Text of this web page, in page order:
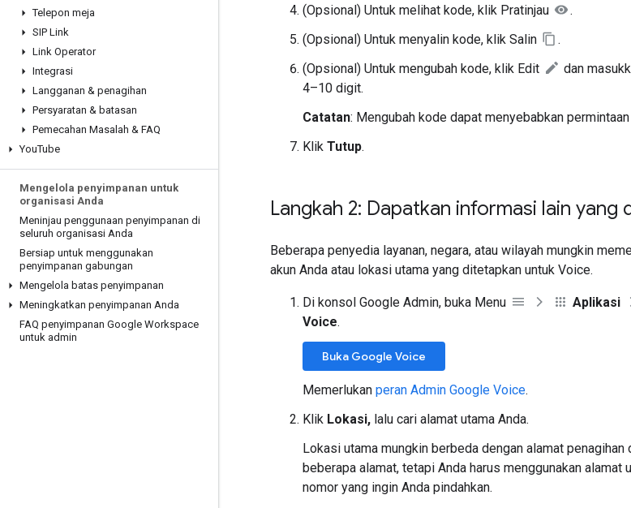
Telepon meja
SIP Link
Link Operator
Integrasi
Langganan & penagihan
Persyaratan & batasan
Pemecahan Masalah & FAQ
YouTube
Mengelola penyimpanan untuk
organisasi Anda
Meninjau penggunaan penyimpanan di
seluruh organisasi Anda
Bersiap untuk menggunakan
penyimpanan gabungan
Mengelola batas penyimpanan
Meningkatkan penyimpanan Anda
FAQ penyimpanan Google Workspace
untuk admin
(Opsional) Untuk melihat kode, klik Pratinjau
.
(Opsional) Untuk menyalin kode, klik Salin
.
(Opsional) Untuk mengubah kode, klik Edit
dan
4–10 digit.
Catatan: Mengubah kode dapat menyebabkan
Klik Tutup.
Langkah 2: Dapatkan informasi lain yang
Beberapa penyedia layanan, negara, atau wilayah mungkin
akun Anda atau lokasi utama yang ditetapkan untuk Voice.
Di konsol Google Admin, buka Menu Aplikasi
Voice.
Buka Google Voice
Memerlukan peran Admin Google Voice.
Klik Lokasi, lalu cari alamat utama Anda.
Lokasi utama mungkin berbeda dengan alamat
beberapa alamat, tetapi Anda harus menggunakan alamat
nomor yang ingin Anda pindahkan.